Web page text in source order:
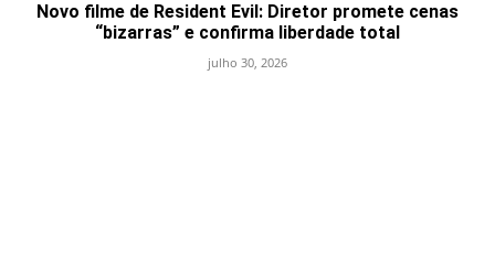
Novo filme de Resident Evil: Diretor promete cenas
“bizarras” e confirma liberdade total
julho 30, 2026